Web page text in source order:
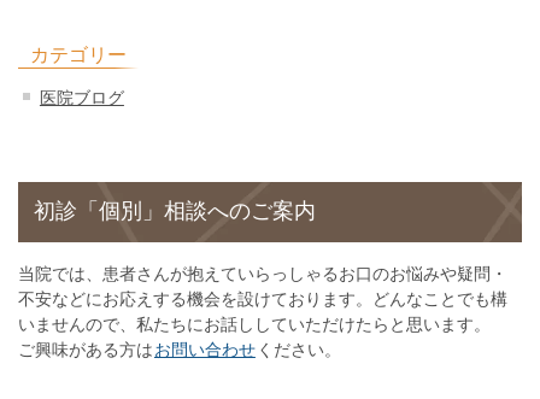
カテゴリー
医院ブログ
初診「個別」相談へのご案内
当院では、患者さんが抱えていらっしゃるお口のお悩みや疑問・
不安などにお応えする機会を設けております。どんなことでも構
いませんので、私たちにお話ししていただけたらと思います。
ご興味がある方はお問い合わせ ください。